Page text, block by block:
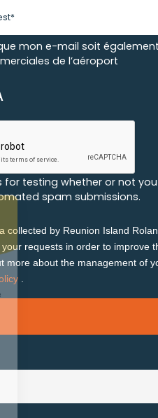
soumis à votre
du site
site Web. Si
pourrez
cliquant sur
sur le
de page.
mon e-mail soit
de l’aéroport
for testing whether or not
spam submissions.
collected by Reunion Island
requests in order to improve
more about the management of